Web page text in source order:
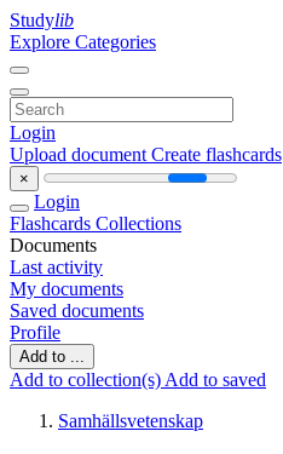
Studylib
Explore Categories
Login
Upload document Create flashcards
×
Login
Flashcards Collections
Documents
Last activity
My documents
Saved documents
Profile
Add to ...
Add to collection(s) Add to saved
Samhällsvetenskap